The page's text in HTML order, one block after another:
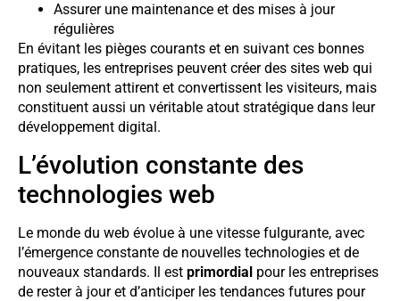
Assurer une maintenance et des mises à jour
régulières
En évitant les pièges courants et en suivant ces bonnes
pratiques, les entreprises peuvent créer des sites web qui
non seulement attirent et convertissent les visiteurs, mais
constituent aussi un véritable atout stratégique dans leur
développement digital.
L’évolution constante des
technologies web
Le monde du web évolue à une vitesse fulgurante, avec
l’émergence constante de nouvelles technologies et de
nouveaux standards. Il est primordial pour les entreprises
de rester à jour et d’anticiper les tendances futures pour